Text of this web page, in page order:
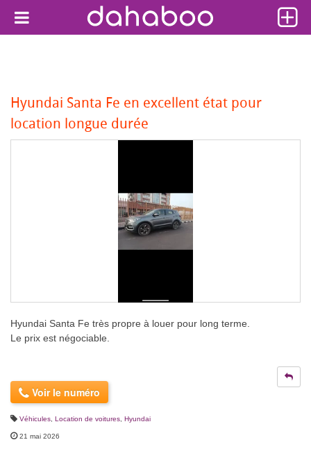
Hyundai Santa Fe en excellent état pour
location longue durée
Hyundai Santa Fe très propre à louer pour long terme.
Le prix est négociable.
Voir le numéro
Véhicules Location de voitures Hyundai
21 mai 2026